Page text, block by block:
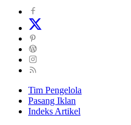
Tim Pengelola
Pasang Iklan
Indeks Artikel